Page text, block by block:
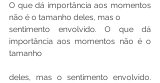
O que dá importância aos momentos
não é o tamanho deles, mas o
sentimento envolvido. O que dá
importância aos momentos não é o
tamanho
deles, mas o sentimento envolvido.